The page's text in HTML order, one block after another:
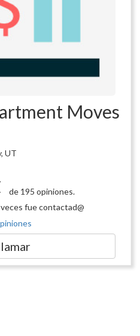
Moves
UT
de 195 opiniones.
fue contactad@